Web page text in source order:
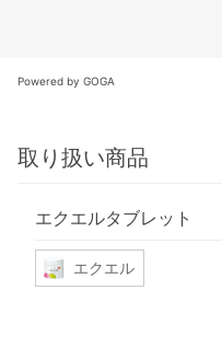
Powered by GOGA
取り扱い商品
エクエルタブレット
エクエル